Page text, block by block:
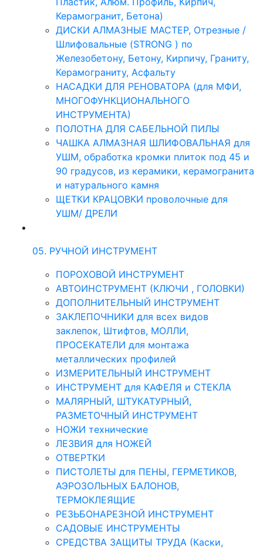
Керамогранит, Бетона)
ДИСКИ АЛМАЗНЫЕ МАСТЕР, Отрезные /
Шлифовальные (STRONG ) по
Железобетону, Бетону, Кирпичу, Граниту,
Керамограниту, Асфальту
НАСАДКИ ДЛЯ РЕНОВАТОРА (для МФИ,
МНОГОФУНКЦИОНАЛЬНОГО
ИНСТРУМЕНТА)
ПОЛОТНА ДЛЯ САБЕЛЬНОЙ ПИЛЫ
ЧАШКА АЛМАЗНАЯ ШЛИФОВАЛЬНАЯ для
УШМ, обработка кромки плиток под 45 и
90 градусов, из керамики, керамогранита
и натурального камня
ЩЕТКИ КРАЦОВКИ проволочные для
УШМ/ ДРЕЛИ
05. РУЧНОЙ ИНСТРУМЕНТ
ПОРОХОВОЙ ИНСТРУМЕНТ
АВТОИНСТРУМЕНТ (КЛЮЧИ , ГОЛОВКИ)
ДОПОЛНИТЕЛЬНЫЙ ИНСТРУМЕНТ
ЗАКЛЕПОЧНИКИ для всех видов
заклепок, Штифтов, МОЛЛИ,
ПРОСЕКАТЕЛИ для монтажа
металлических профилей
ИЗМЕРИТЕЛЬНЫЙ ИНСТРУМЕНТ
ИНСТРУМЕНТ для КАФЕЛЯ и СТЕКЛА
МАЛЯРНЫЙ, ШТУКАТУРНЫЙ,
РАЗМЕТОЧНЫЙ ИНСТРУМЕНТ
НОЖИ технические
ЛЕЗВИЯ для НОЖЕЙ
ОТВЕРТКИ
ПИСТОЛЕТЫ для ПЕНЫ, ГЕРМЕТИКОВ,
АЭРОЗОЛЬНЫХ БАЛОНОВ,
ТЕРМОКЛЕЯЩИЕ
РЕЗЬБОНАРЕЗНОЙ ИНСТРУМЕНТ
САДОВЫЕ ИНСТРУМЕНТЫ
СРЕДСТВА ЗАЩИТЫ ТРУДА (Каски,